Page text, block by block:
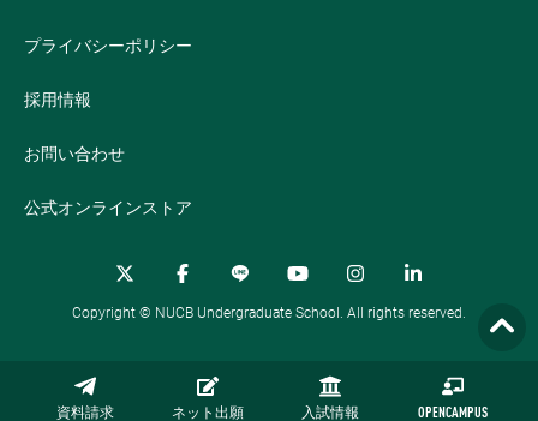
資料請求 ネット出願 入試情報 OPENCAMPUS
プライバシーポリシー
採用情報
お問い合わせ
公式オンラインストア
Copyright © NUCB Undergraduate School. All rights reserved.